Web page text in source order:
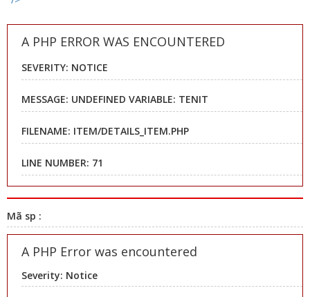
A PHP ERROR WAS ENCOUNTERED
SEVERITY: NOTICE
MESSAGE: UNDEFINED VARIABLE: TENIT
FILENAME: ITEM/DETAILS_ITEM.PHP
LINE NUMBER: 71
Mã sp :
A PHP Error was encountered
Severity: Notice